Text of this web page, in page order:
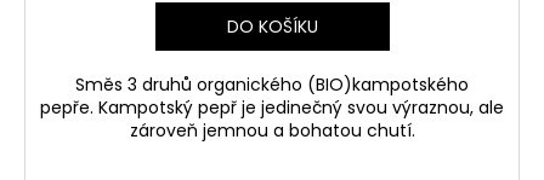
DO KOŠÍKU
Směs 3 druhů organického (BIO)kampotského
pepře. Kampotský pepř je jedinečný svou výraznou, ale
zároveň jemnou a bohatou chutí.